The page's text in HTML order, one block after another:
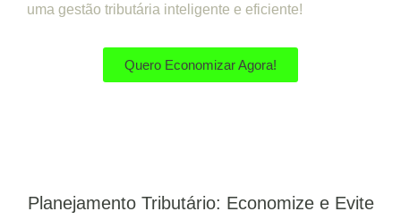
uma gestão tributária inteligente e eficiente!
Quero Economizar Agora!
Planejamento Tributário: Economize e Evite